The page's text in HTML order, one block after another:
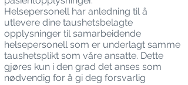
Helsepersonell har anledning til å
utlevere dine taushetsbelagte
opplysninger til samarbeidende
helsepersonell som er underlagt samme
taushetsplikt som våre ansatte. Dette
gjøres kun i den grad det anses som
nødvendig for å gi deg forsvarlig